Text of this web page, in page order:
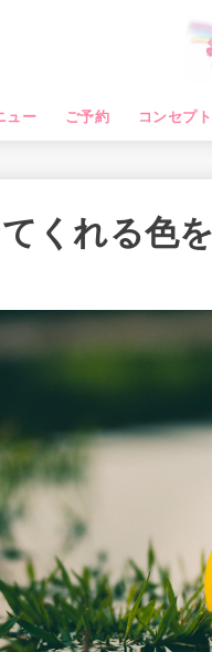
ュー ご予約 コンセプト
くれる色